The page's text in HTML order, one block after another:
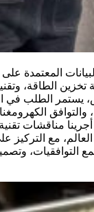
المعتمدة
تخزين الطاقة،
يستمر الطلب في
والتوافق
مناقشات
مع التركيز
التوافقيات،